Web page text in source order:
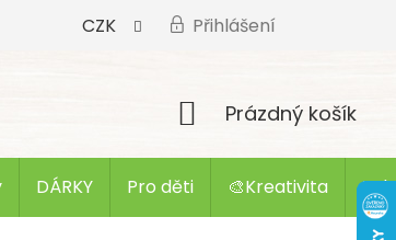
CZK Přihlášení
Nákupní
Prázdný košík
DÁRKY Pro děti 🎨Kreativita